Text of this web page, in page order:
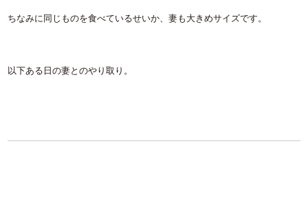
ちなみに同じものを食べているせいか、妻も大きめサイズです。
以下ある日の妻とのやり取り。